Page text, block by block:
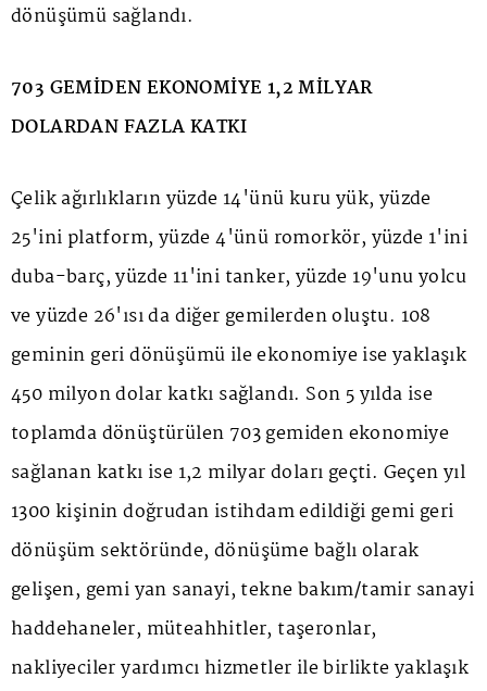
dönüşümü sağlandı.
703 GEMİDEN EKONOMİYE 1,2 MİLYAR
DOLARDAN FAZLA KATKI
Çelik ağırlıkların yüzde 14'ünü kuru yük, yüzde
25'ini platform, yüzde 4'ünü romorkör, yüzde 1'ini
duba-barç, yüzde 11'ini tanker, yüzde 19'unu yolcu
ve yüzde 26'ısı da diğer gemilerden oluştu. 108
geminin geri dönüşümü ile ekonomiye ise yaklaşık
450 milyon dolar katkı sağlandı. Son 5 yılda ise
toplamda dönüştürülen 703 gemiden ekonomiye
sağlanan katkı ise 1,2 milyar doları geçti. Geçen yıl
1300 kişinin doğrudan istihdam edildiği gemi geri
dönüşüm sektöründe, dönüşüme bağlı olarak
gelişen, gemi yan sanayi, tekne bakım/tamir sanayi
haddehaneler, müteahhitler, taşeronlar,
nakliyeciler yardımcı hizmetler ile birlikte yaklaşık